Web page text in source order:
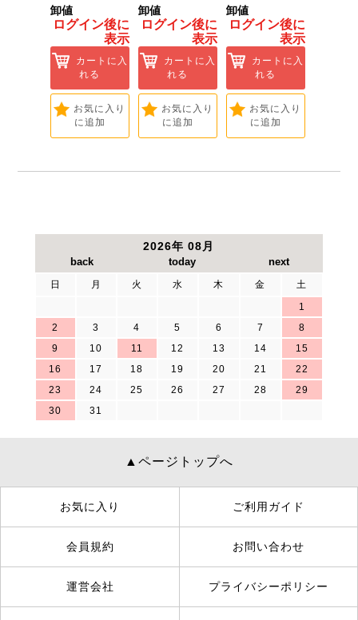
グタイプ 310
ミリ 72958
Hardware]
卸値
ログイン後に
表示
カートに入
れる
お気に入り
に追加
物 72909
卸値
ログイン後に
表示
カートに入
れる
お気に入り
に追加
ライド蝶番S
無兼用 P-726
Hardware]
卸値
ログイン後に
表示
カートに入
れる
お気に入り
に追加
2026年 08月
日 月 火 水 木 金
土
1
2
3 4 5 6 7
8
9
10 11 12 13 14
15
16
17 18 19 20 21
22
23
24 25 26 27 28
29
30
31
▲ページトップへ
お気に入り ご利用ガイド
会員規約 お問い合わせ
運営会社 プライバシーポリシー